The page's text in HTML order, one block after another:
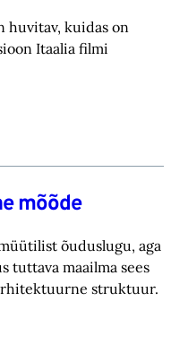
huvitav, kuidas on
Itaalia filmi
mõõde
õuduslugu, aga
tuttava maailma sees
struktuur.